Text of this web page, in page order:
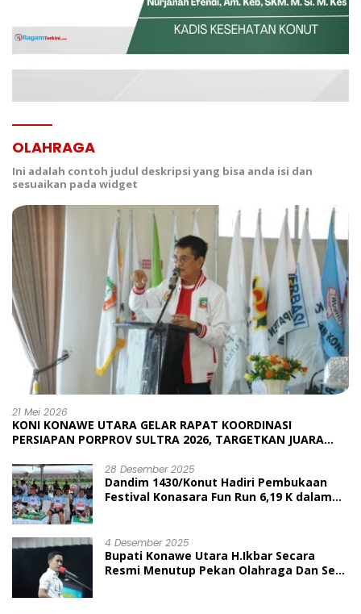
OLAHRAGA
Ini adalah contoh judul deskripsi yang bisa anda isi dan
sesuaikan pada widget
21 Mei 2026
KONI KONAWE UTARA GELAR RAPAT KOORDINASI
PERSIAPAN PORPROV SULTRA 2026, TARGETKAN JUARA
28 Desember 2025
Dandim 1430/Konut Hadiri Pembukaan
Festival Konasara Fun Run 6,19 K dalam
4 Desember 2025
Bupati Konawe Utara H.Ikbar Secara
Resmi Menutup Pekan Olahraga Dan Seni